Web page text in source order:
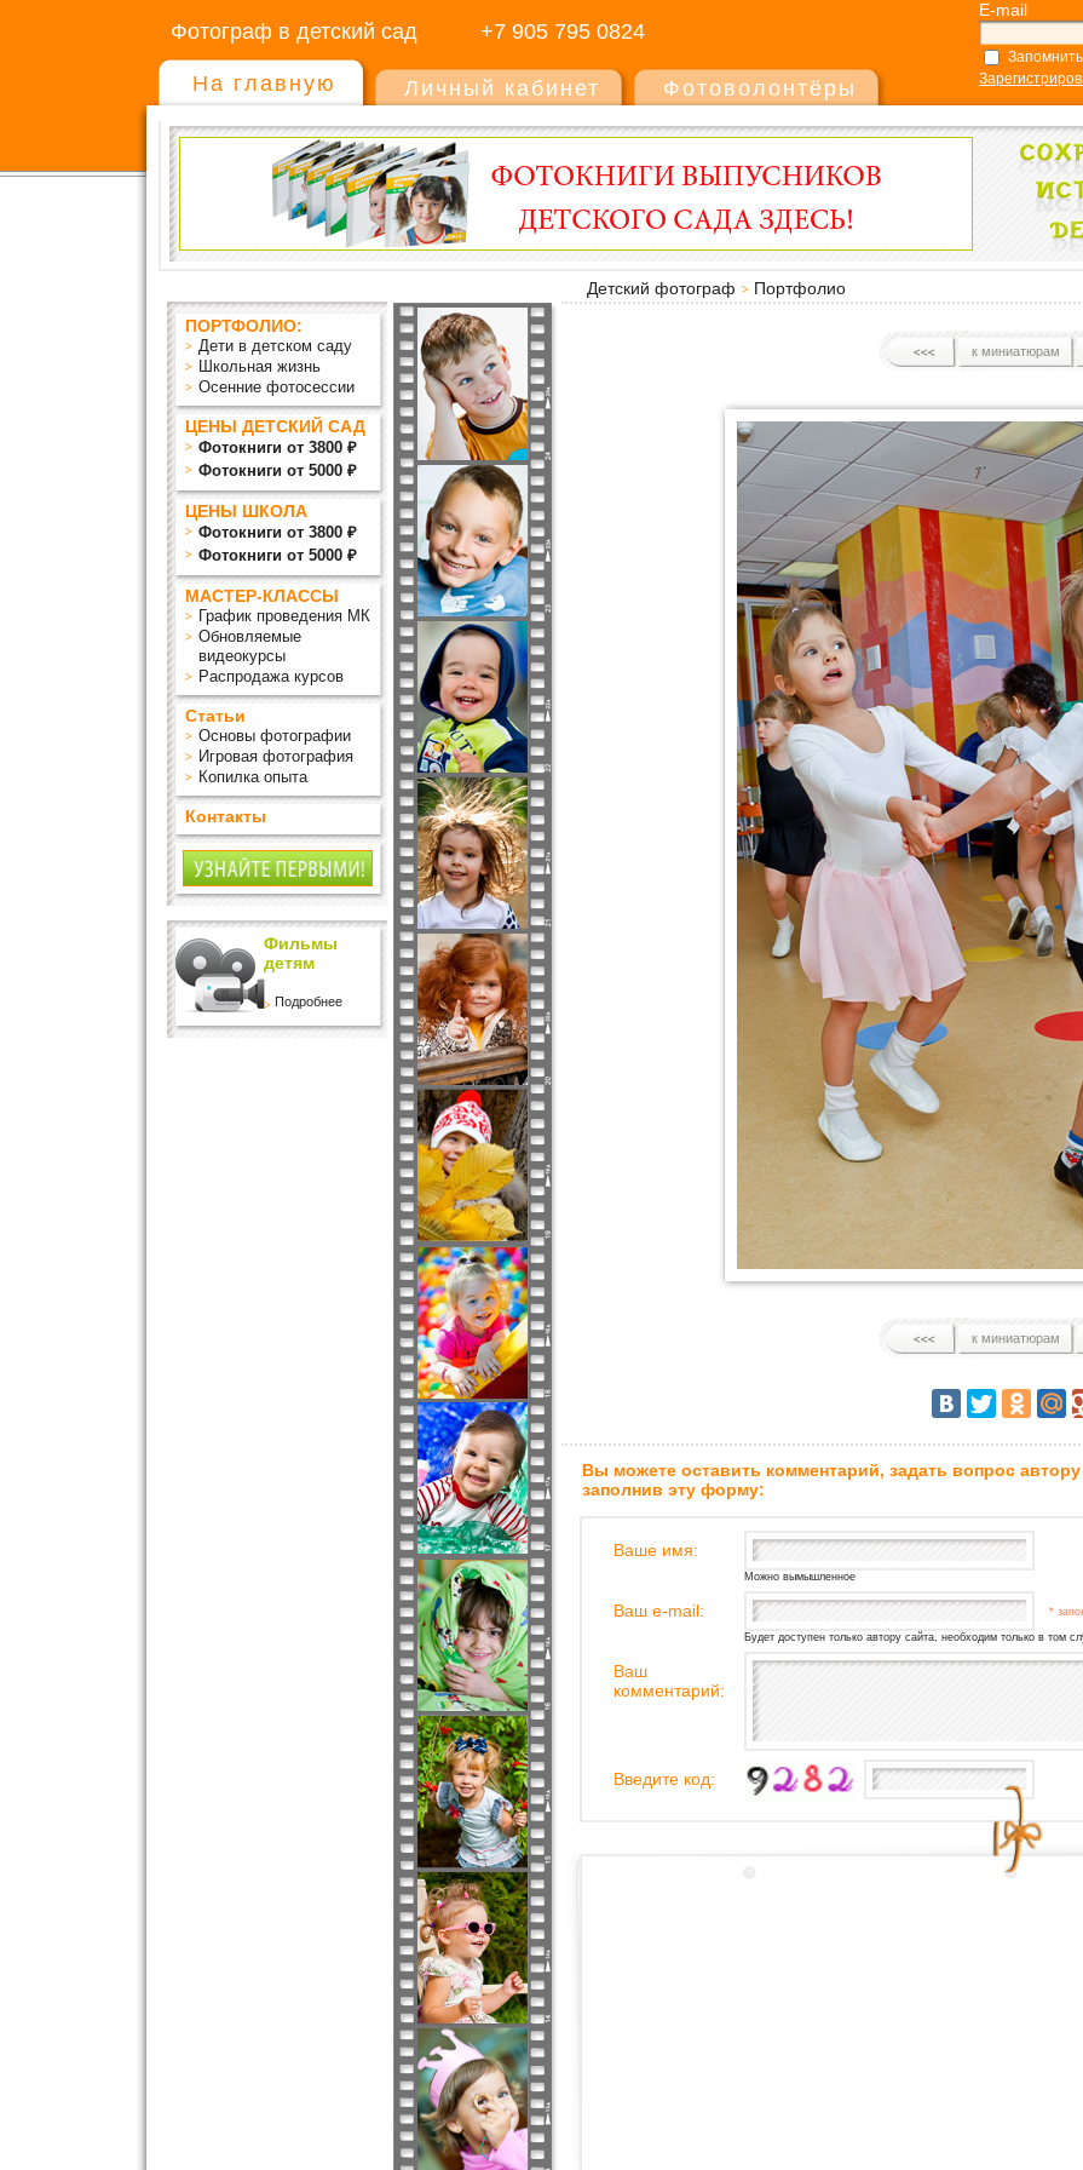
Фотограф в детский сад +7 905 795 0824
E-mail
На главную Личный кабинет Фотоволонтёры
Детский фотограф
Портфолио
ПОРТФОЛИО:
Дети в детском саду
Школьная жизнь
Осенние фотосессии
ЦЕНЫ ДЕТСКИЙ САД
Фотокниги от 3800 ₽
Фотокниги от 5000 ₽
ЦЕНЫ ШКОЛА
Фотокниги от 3800 ₽
Фотокниги от 5000 ₽
МАСТЕР-КЛАССЫ
График проведения МК
Обновляемые
видеокурсы
Распродажа курсов
Статьи
Основы фотографии
Игровая фотография
Копилка опыта
Контакты
Фильмы
детям
Подробнее
к миниатюрам
к миниатюрам
Вы можете оставить комментарий, задать вопрос
заполнив эту форму:
Ваше имя:
Можно вымышленное
Ваш e-mail: *
Будет доступен только автору сайта, необходим только в том
Ваш
комментарий:
Введите код: